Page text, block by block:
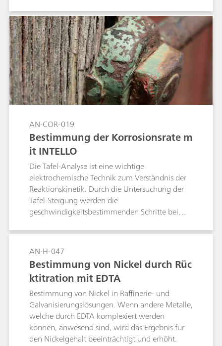
Impedanzspektroskopie), kathodischen
Polarisationen und Potenzialrelaxation zur
Anwendung. In dieser Application Note wird
gezeigt, dass der Metrohm Autolab PGSTAT
M204 mit Flachzelle die Anforderungen der
Norm ISO 17463 erfüllt.
AN-COR-019
Bestimmung der Korrosionsrate m
it INTELLO
Die Tafel-Analyse ist eine wichtige
elektrochemische Technik zum Verständnis der
Reaktionskinetik. Durch die Untersuchung der
Tafel-Steigung werden die
geschwindigkeitsbestimmenden Schritte bei
wie der Korrosions- und
Brennstoffzellenforschung hilft. Diese Methode
hilft Industrien, Prozesse zu optimieren und die
Geräteleistung zu verbessern, indem Materialien
und Bedingungen für eine höhere Effizienz
angepasst werden.
AN-H-047
Bestimmung von Nickel durch Rüc
ktitration mit EDTA
Bestimmung von Nickel in Raffinerie- und
Galvanisierungslösungen. Wenn andere Metalle,
welche durch EDTA komplexiert werden
können, anwesend sind, wird das Ergebnis für
den Nickelgehalt beeinträchtigt und erhöht.